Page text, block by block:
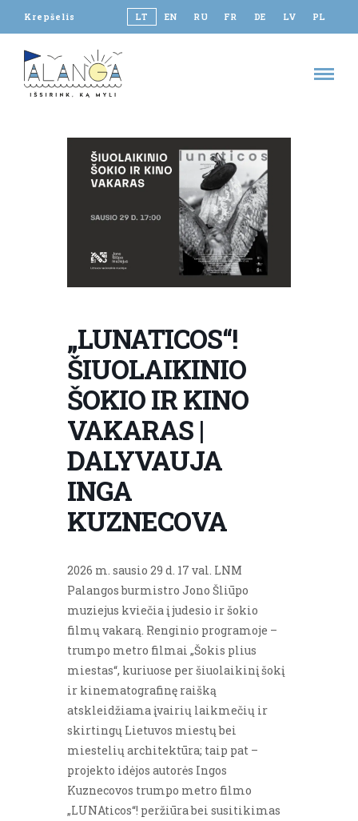
Krepšelis LT EN RU FR DE LV PL
„LUNATICOS“!
ŠIUOLAIKINIO
ŠOKIO IR KINO
VAKARAS |
DALYVAUJA
INGA
KUZNECOVA
2026 m. sausio 29 d. 17 val. LNM
Palangos burmistro Jono Šliūpo
muziejus kviečia į judesio ir šokio
filmų vakarą. Renginio programoje –
trumpo metro filmai „Šokis plius
miestas“, kuriuose per šiuolaikinį šokį
ir kinematografinę raišką
atskleidžiama įvairių laikmečių ir
skirtingų Lietuvos miestų bei
miestelių architektūra; taip pat –
projekto idėjos autorės Ingos
Kuznecovos trumpo metro filmo
„LUNAticos“! peržiūra bei susitikimas